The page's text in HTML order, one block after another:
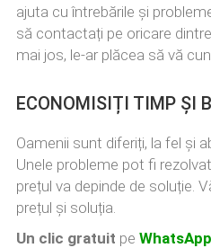
ajuta cu întrebările și
să contactați pe oricare
mai jos, le-ar plăcea să vă
ECONOMISIȚI TIMP ȘI
Oamenii sunt diferiți, la fel și
Unele probleme pot fi
prețul va depinde de soluție.
prețul și soluția.
Un clic gratuit pe